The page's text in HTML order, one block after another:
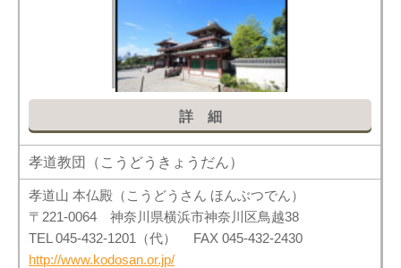
詳細
孝道教団（こうどうきょうだん）
孝道山 本仏殿（こうどうさん ほんぶつでん）
〒221-0064 神奈川県横浜市神奈川区鳥越38
TEL 045-432-1201（代） FAX 045-432-2430
http://www.kodosan.or.jp/